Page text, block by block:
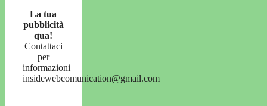
La tua
pubblicità
qua!
Contattaci
per
informazioni
insidewebcomunication@gmail.com